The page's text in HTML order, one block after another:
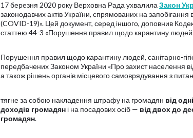
17 березня 2020 року Верховна Рада ухвалила Закон
законодавчих актів України, спрямованих на
(COVID-19)». Цей документ, серед іншого, доповнив
статтею 44-3 «Порушення правил щодо карантину людей»
Порушення правил щодо карантину людей, санітарно-
передбачених Законом України «Про захист населення
а також рішень органів місцевого самоврядування з
тягне за собою накладення штрафу на громадян від
доходів громадян і на посадових осіб — від двох до
громадян.